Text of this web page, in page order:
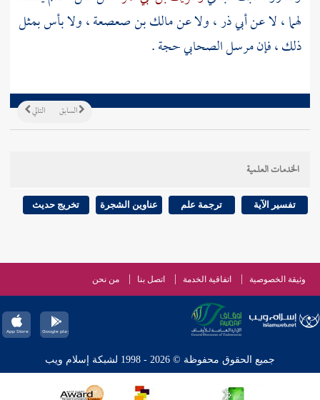
لهما ، لا عنأبي ذر ،ولا عنمالك بن صعصعة ،ولا بأس بمثل
ذلك ، فإن مرسل الصحابي حجة .
التالي السابق
الخدمات العلمية
تفسير الآية ترجمة علم عناوين الشجرة تخريج حديث
وثيقة الخصوصية اتفاقية الخدمة اتصل بنا من نحن
جميع الحقوق محفوظة © 2026 - 1998 لشبكة إسلام ويب